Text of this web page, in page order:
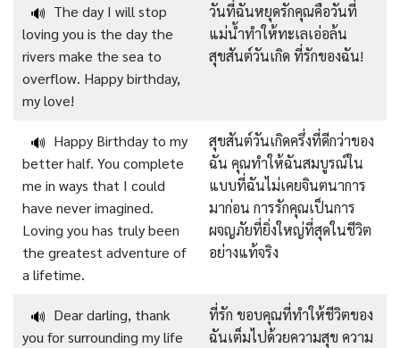
🔊 The day I will stop
loving you is the day the
rivers make the sea to
overflow. Happy birthday,
my love!
วันที่ฉันหยุดรักคุณคือวันที่
แม่น้ำทำให้ทะเลเอ่อล้น
สุขสันต์วันเกิด ที่รักของฉัน!
🔊 Happy Birthday to my
better half. You complete
me in ways that I could
have never imagined.
Loving you has truly been
the greatest adventure of
a lifetime.
สุขสันต์วันเกิดครึ่งที่ดีกว่าของ
ฉัน คุณทำให้ฉันสมบูรณ์ใน
แบบที่ฉันไม่เคยจินตนาการ
มาก่อน การรักคุณเป็นการ
ผจญภัยที่ยิ่งใหญ่ที่สุดในชีวิต
อย่างแท้จริง
🔊 Dear darling, thank
you for surrounding my life
ที่รัก ขอบคุณที่ทำให้ชีวิตของ
ฉันเต็มไปด้วยความสุข ความ